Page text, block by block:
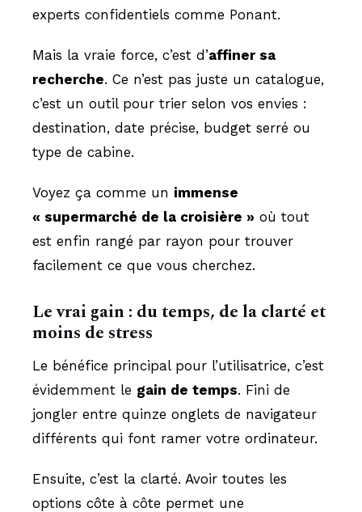
experts confidentiels comme Ponant.
Mais la vraie force, c’est d’affiner sa
recherche. Ce n’est pas juste un catalogue,
c’est un outil pour trier selon vos envies :
destination, date précise, budget serré ou
type de cabine.
Voyez ça comme un immense
« supermarché de la croisière » où tout
est enfin rangé par rayon pour trouver
facilement ce que vous cherchez.
Le vrai gain : du temps, de la clarté et
moins de stress
Le bénéfice principal pour l’utilisatrice, c’est
évidemment le gain de temps. Fini de
jongler entre quinze onglets de navigateur
différents qui font ramer votre ordinateur.
Ensuite, c’est la clarté. Avoir toutes les
options côte à côte permet une